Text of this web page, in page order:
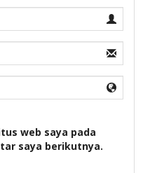
web saya pada
saya berikutnya.